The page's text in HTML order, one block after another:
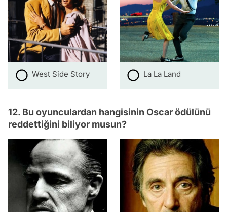
West Side Story La La Land
12. Bu oyunculardan hangisinin Oscar ödülünü
reddettiğini biliyor musun?